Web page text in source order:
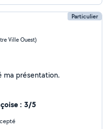
Particulier
Ville Ouest)
Je n'ai pas encore renseigné ma présentation.
: 3/5